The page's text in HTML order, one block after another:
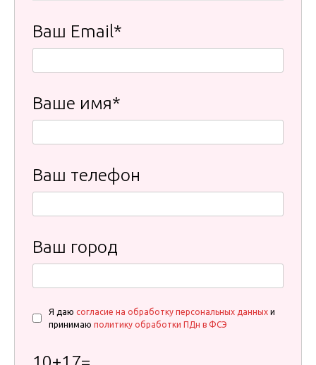
Ваш Email*
Ваше имя*
Ваш телефон
Ваш город
Я даю согласие на обработку персональных данных и
принимаю политику обработки ПДн в ФСЭ